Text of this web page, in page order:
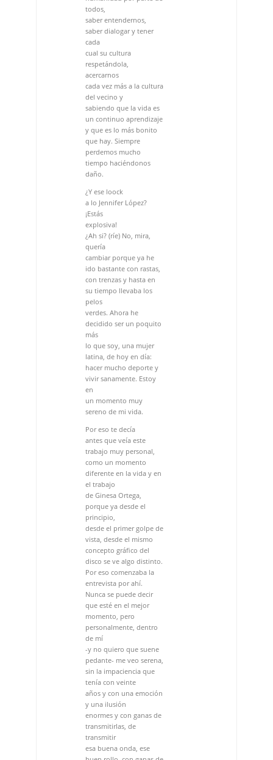
cada vez más a la cultura
del vecino y
sabiendo que la vida es
un continuo aprendizaje
y que es lo más bonito
que hay. Siempre
perdemos mucho
tiempo haciéndonos
daño.
¿Y ese loock
a lo Jennifer López?
¡Estás
explosiva!
¿Ah si? (ríe) No, mira,
quería
cambiar porque ya he
ido bastante con rastas,
con trenzas y hasta en
su tiempo llevaba los
pelos
verdes. Ahora he
decidido ser un poquito
más
lo que soy, una mujer
latina, de hoy en día:
hacer mucho deporte y
vivir sanamente. Estoy
en
un momento muy
sereno de mi vida.
Por eso te decía
antes que veía este
trabajo muy personal,
como un momento
diferente en la vida y en
el trabajo
de Ginesa Ortega,
porque ya desde el
desde el primer golpe de
vista, desde el mismo
concepto gráfico del
disco se ve algo distinto.
Por eso comenzaba la
entrevista por ahí.
Nunca se puede decir
que esté en el mejor
momento, pero
personalmente, dentro
de mí
-y no quiero que suene
pedante- me veo serena,
sin la impaciencia que
tenía con veinte
años y con una emoción
y una ilusión
enormes y con ganas de
transmitirlas, de
transmitir
esa buena onda, ese
buen rollo, con ganas de
que
se perciba.